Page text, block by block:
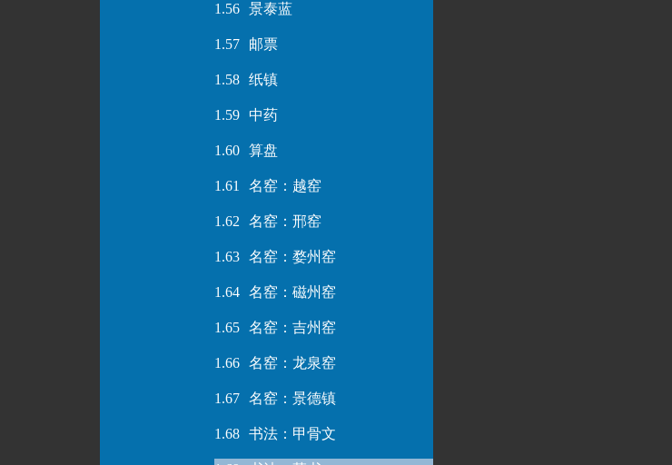
1.56 景泰蓝
1.57 邮票
1.58 纸镇
1.59 中药
1.60 算盘
1.61 名窑：越窑
1.62 名窑：邢窑
1.63 名窑：婺州窑
1.64 名窑：磁州窑
1.65 名窑：吉州窑
1.66 名窑：龙泉窑
1.67 名窑：景德镇
1.68 书法：甲骨文